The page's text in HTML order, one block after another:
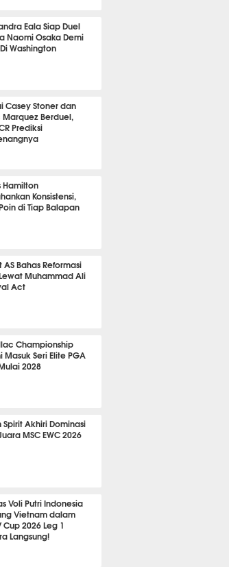
Eala Siap Duel
Naomi Osaka Demi
Washington
Casey Stoner dan
Berduel,
Prediksi
Hamilton
Konsistensi,
di Tiap Balapan
AS Bahas Reformasi
Muhammad Ali
Act
Championship
Masuk Seri Elite PGA
2028
Spirit Akhiri Dominasi
MSC EWC 2026
Voli Putri Indonesia
Vietnam dalam
Cup 2026 Leg 1
Langsung!